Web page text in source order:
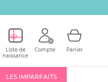
Liste de
naissance
Compte Panier
LES IMPARFAITS